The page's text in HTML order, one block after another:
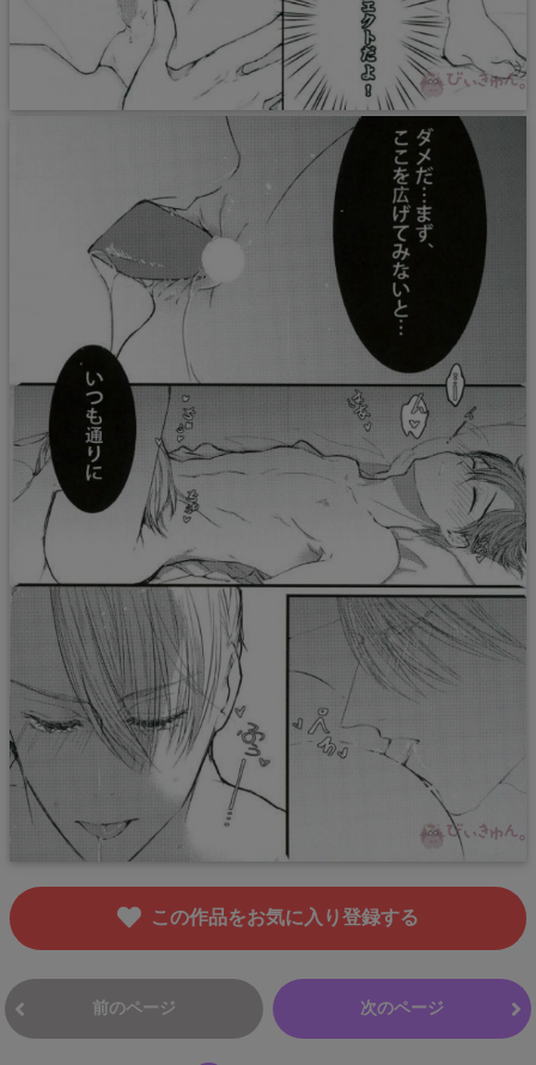
この作品をお気に入り登録する
前のページ 次のページ